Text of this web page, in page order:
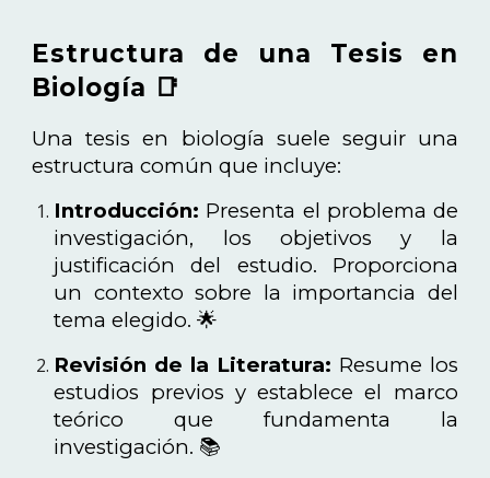
Estructura de una Tesis en
Biología 📑
Una tesis en biología suele seguir una
estructura común que incluye:
Introducción: Presenta el problema de
investigación, los objetivos y la
justificación del estudio. Proporciona
un contexto sobre la importancia del
tema elegido. 🌟
Revisión de la Literatura: Resume los
estudios previos y establece el marco
teórico que fundamenta la
investigación. 📚